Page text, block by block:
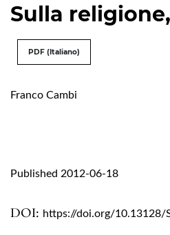
Sulla
PDF (Italiano)
Franco Cambi
DOI: https://doi.org/10.13128/
Published 2012-06-18